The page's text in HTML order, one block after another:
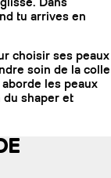
BÂTONS
tu arrives en
choisir ses peaux
soin de la colle
les peaux
du shaper et